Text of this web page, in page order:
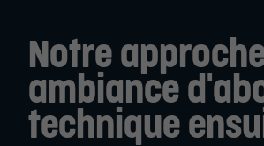
Notre
ambiance
technique